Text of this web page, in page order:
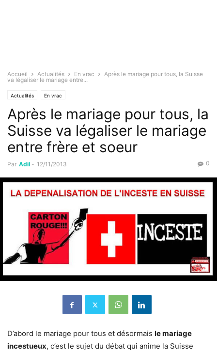
Accueil Actualités En vrac
Après le mariage pour tous, la Suisse
va légaliser le mariage entre...
Actualités En vrac
Après le mariage pour tous, la
Suisse va légaliser le mariage
entre frère et soeur
Par Adil - 12/11/2013 0
D’abord le mariage pour tous et désormais le mariage
incestueux, c’est le sujet du débat qui anime la Suisse